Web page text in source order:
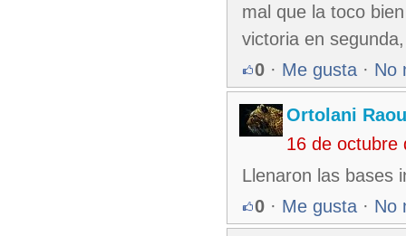
mal que la toco
victoria en
0 · Me gusta · No
Ortolani
16 de octubre
Llenaron las bases
0 · Me gusta · No